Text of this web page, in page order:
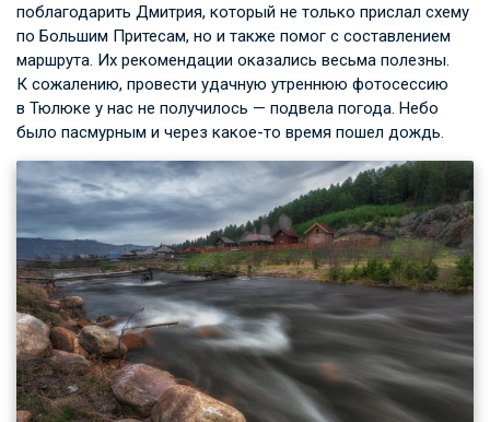
поблагодарить Дмитрия, который не только прислал схему
по Большим Притесам, но и также помог с составлением
маршрута. Их рекомендации оказались весьма полезны.
К сожалению, провести удачную утреннюю фотосессию
в Тюлюке у нас не получилось — подвела погода. Небо
было пасмурным и через какое-то время пошел дождь.